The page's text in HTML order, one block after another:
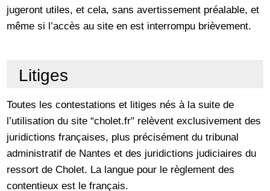
jugeront utiles, et cela, sans avertissement préalable, et
même si l’accès au site en est interrompu brièvement.
Litiges
Toutes les contestations et litiges nés à la suite de
l’utilisation du site “cholet.fr" relèvent exclusivement des
juridictions françaises, plus précisément du tribunal
administratif de Nantes et des juridictions judiciaires du
ressort de Cholet. La langue pour le règlement des
contentieux est le français.